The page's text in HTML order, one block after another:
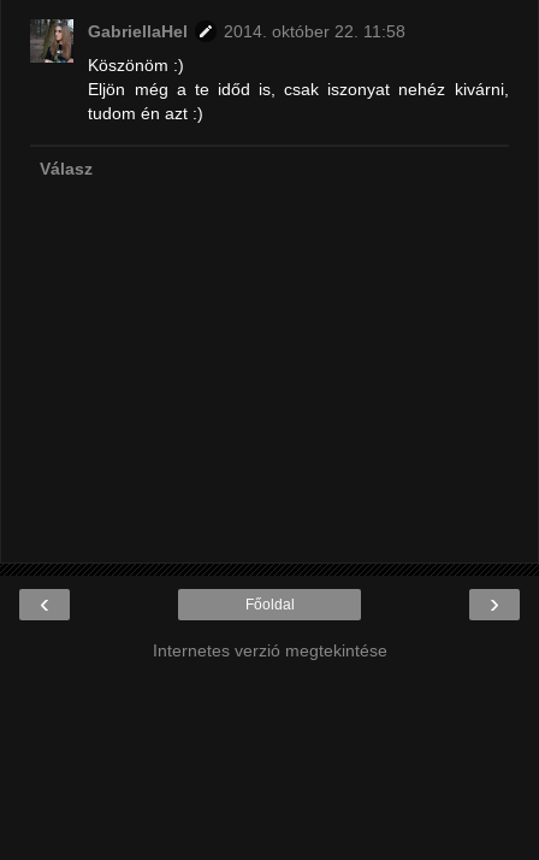
GabriellaHel
2014. október 22. 11:58
Köszönöm :)
Eljön még a te időd is, csak iszonyat nehéz kivárni,
tudom én azt :)
Válasz
‹ ›
Főoldal
Internetes verzió megtekintése